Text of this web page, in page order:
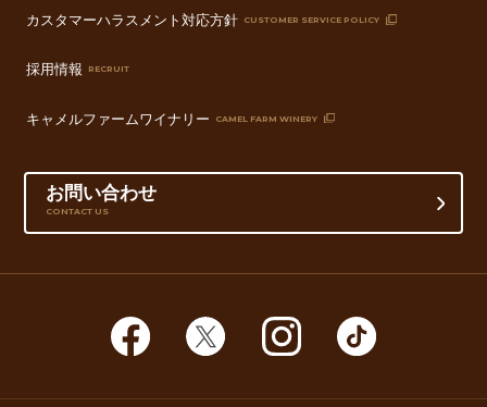
カスタマーハラスメント対応方針 CUSTOMER SERVICE POLICY
採用情報 RECRUIT
キャメルファームワイナリー CAMEL FARM WINERY
お問い合わせ
CONTACT US